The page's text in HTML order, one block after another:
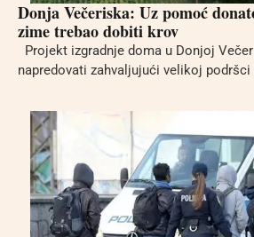
Donja Večeriska: Uz pomoć
zime trebao dobiti krov
Projekt izgradnje doma u Donjoj
napredovati zahvaljujući velikoj